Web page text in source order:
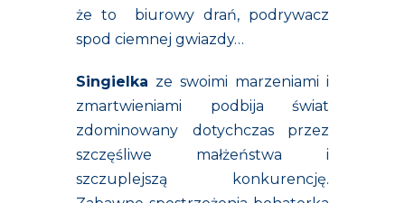
że to biurowy drań, podrywacz
spod ciemnej gwiazdy…
Singielka ze swoimi marzeniami i
zmartwieniami podbija świat
zdominowany dotychczas przez
szczęśliwe małżeństwa i
szczuplejszą konkurencję.